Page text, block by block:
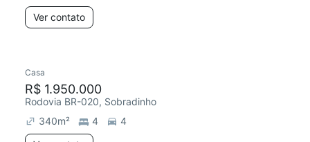
Ver contato
Casa
R$ 1.950.000
Rodovia BR-020, Sobradinho
340m² 4
4